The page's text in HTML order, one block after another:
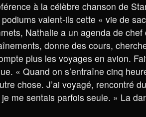
à la célèbre chanson de
valent-ils cette « vie de
Nathalie a un agenda de chef
donne des cours,
plus les voyages en avion.
« Quand on s’entraîne cinq
chose. J’ai voyagé, rencontré
me sentais parfois seule. » La